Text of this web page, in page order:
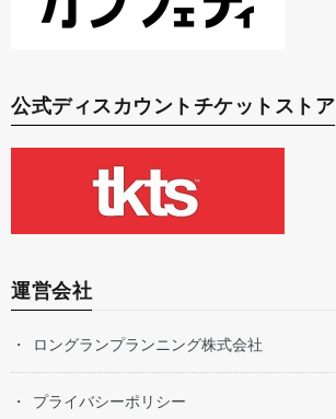
公式ディスカウントチケットストア
運営会社
ロングランプランニング株式会社
プライバシーポリシー